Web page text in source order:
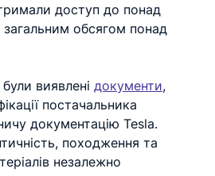
доступ до понад
загальним обсягом понад
були виявлені документи,
постачальника
документацію Tesla.
походження та
незалежно